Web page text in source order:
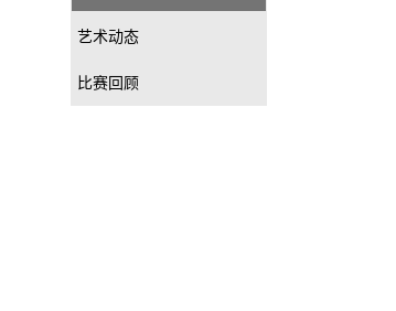
艺术动态
比赛回顾